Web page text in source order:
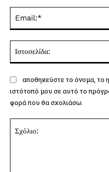
αποθηκεύστε το όνομα, το
ιστότοπό μου σε αυτό το
φορά που θα σχολιάσω.